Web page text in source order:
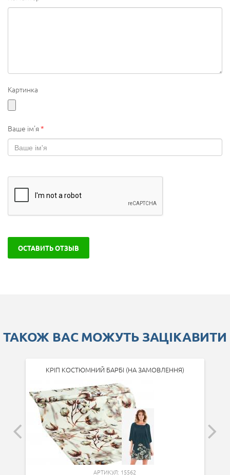
Картинка
Ваше ім'я*
ОСТАВИТЬ ОТЗЫВ
ТАКОЖ ВАС МОЖУТЬ ЗАЦІКАВИТИ
КРІП КОСТЮМНИЙ БАРБІ (НА ЗАМОВЛЕННЯ)
АРТИКУЛ: 15562